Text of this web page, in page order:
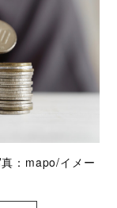
：mapo/イメー